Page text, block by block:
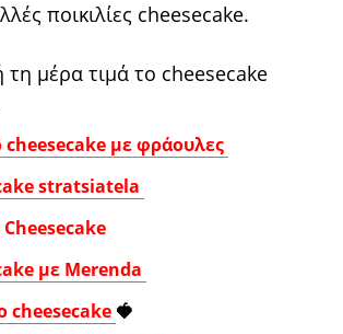
ποικιλίες cheesecake.
μέρα τιμά το cheesecake
με φράουλες
stratsiatela
με Merenda
cheesecake 🍓